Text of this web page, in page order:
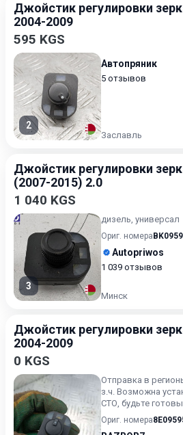
Джойстик регулировки
2004-2009
595 KGS
2
Автопряник
5 отзывов
Заславль
Джойстик регулировки
(2007-2015) 2.0
1 040 KGS
3
дизель, универсал
Ориг. номера
Autopriwos
1 039 отзывов
Минск
Джойстик регулировки
2004-2009
0 KGS
Отправка в
з.ч. Возможна
СТО, будьте
Ориг. номера